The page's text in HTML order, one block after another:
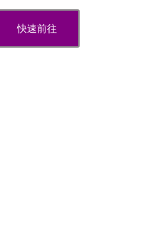
快速前往